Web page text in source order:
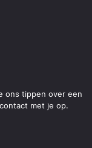
ons tippen over een
met je op.